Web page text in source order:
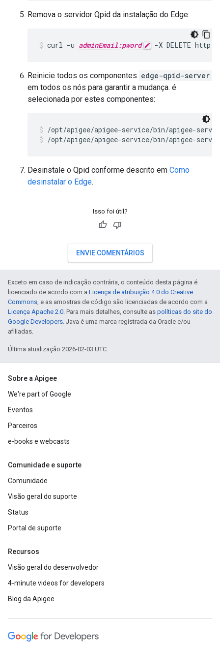
Remova o servidor Qpid da instalação do Edge:
curl -u adminEmail:pword -X DELETE
Reinicie todos os componentes edge-qpid-server
em todos os nós para garantir a mudança. é
selecionada por estes componentes:
/opt/apigee/apigee-service/bin/apigee-
/opt/apigee/apigee-service/bin/apigee-
Desinstale o Qpid conforme descrito em Como
desinstalar o Edge.
Isso foi útil?
ENVIE COMENTÁRIOS
Exceto em caso de indicação contrária, o conteúdo desta página é
licenciado de acordo com a Licença de atribuição 4.0 do Creative
Commons, e as amostras de código são licenciadas de acordo com a
Licença Apache 2.0. Para mais detalhes, consulte as políticas do site do
Google Developers. Java é uma marca registrada da Oracle e/ou
afiliadas.
Última atualização 2026-02-03 UTC.
Sobre a Apigee
We're part of Google
Eventos
Parceiros
e-books e webcasts
Comunidade e suporte
Comunidade
Visão geral do suporte
Status
Portal de suporte
Recursos
Visão geral do desenvolvedor
4-minute videos for developers
Blog da Apigee